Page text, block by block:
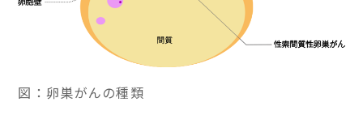
図：卵巣がんの種類